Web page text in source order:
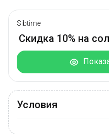
Sibtime
Скидка 10% на
Условия